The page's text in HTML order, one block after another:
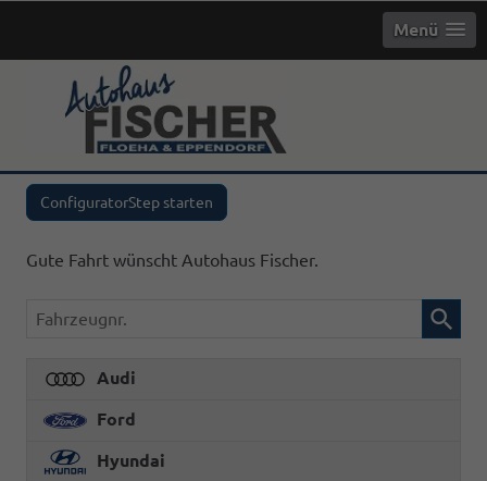
Menü
gebrauchte
ConfiguratorStep starten
Gute Fahrt wünscht Autohaus Fischer.
Fahrzeugnr.
Audi
Ford
Hyundai